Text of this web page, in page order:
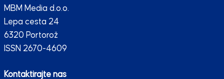
MBM Media d.o.o.
Lepa cesta 24
6320 Portorož
ISSN 2670-4609
Kontaktirajte nas